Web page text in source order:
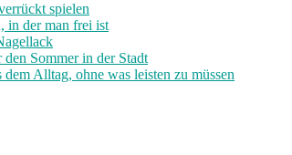
spielen
in der man frei ist
Sommer in der Stadt
Alltag, ohne was leisten zu müssen